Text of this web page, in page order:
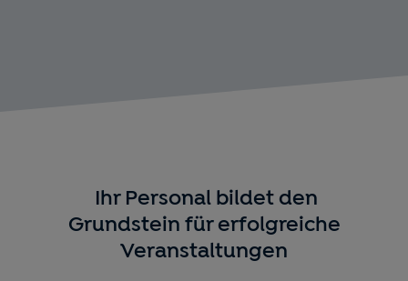
Ihr Personal bildet den
Grundstein für erfolgreiche
Veranstaltungen